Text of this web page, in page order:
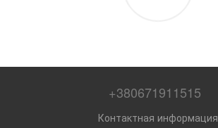
+380671911515
Контактная информация